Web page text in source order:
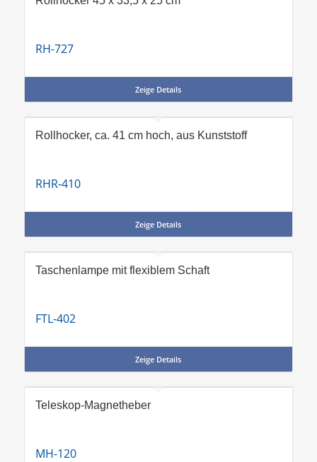
RH-727
Zeige Details
Rollhocker, ca. 41 cm hoch, aus Kunststoff
RHR-410
Zeige Details
Taschenlampe mit flexiblem Schaft
FTL-402
Zeige Details
Teleskop-Magnetheber
MH-120